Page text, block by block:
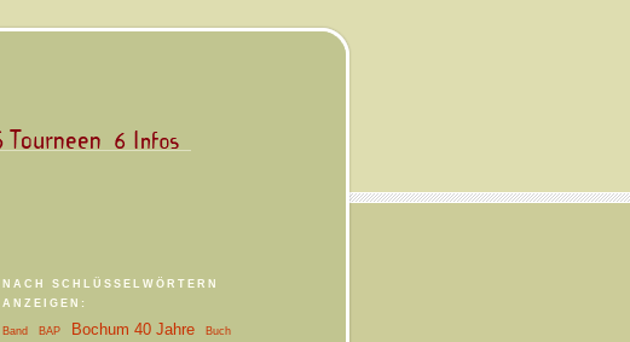
NACH SCHLÜSSELWÖRTERN
ANZEIGEN:
Band BAP Bochum 40 Jahre Buch